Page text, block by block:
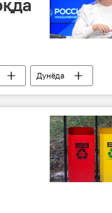
Дунёда
яроғ